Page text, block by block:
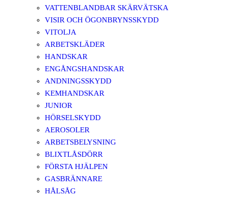
VATTENBLANDBAR SKÄRVÄTSKA
VISIR OCH ÖGONBRYNSSKYDD
VITOLJA
ARBETSKLÄDER
HANDSKAR
ENGÅNGSHANDSKAR
ANDNINGSSKYDD
KEMHANDSKAR
JUNIOR
HÖRSELSKYDD
AEROSOLER
ARBETSBELYSNING
BLIXTLÅSDÖRR
FÖRSTA HJÄLPEN
GASBRÄNNARE
HÅLSÅG